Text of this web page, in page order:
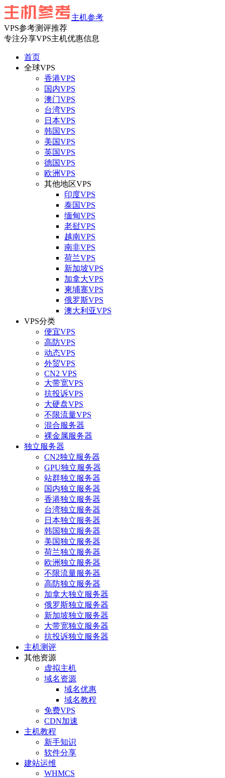
主机参考
VPS参考测评推荐
专注分享VPS主机优惠信息
首页
全球VPS
香港VPS
国内VPS
澳门VPS
台湾VPS
日本VPS
韩国VPS
美国VPS
英国VPS
德国VPS
欧洲VPS
其他地区VPS
印度VPS
泰国VPS
缅甸VPS
老挝VPS
越南VPS
南非VPS
荷兰VPS
新加坡VPS
加拿大VPS
柬埔寨VPS
俄罗斯VPS
澳大利亚VPS
VPS分类
便宜VPS
高防VPS
动态VPS
外贸VPS
CN2 VPS
大带宽VPS
抗投诉VPS
大硬盘VPS
不限流量VPS
混合服务器
裸金属服务器
独立服务器
CN2独立服务器
GPU独立服务器
站群独立服务器
国内独立服务器
香港独立服务器
台湾独立服务器
日本独立服务器
韩国独立服务器
美国独立服务器
荷兰独立服务器
欧洲独立服务器
不限流量服务器
高防独立服务器
加拿大独立服务器
俄罗斯独立服务器
新加坡独立服务器
大带宽独立服务器
抗投诉独立服务器
主机测评
其他资源
虚拟主机
域名资源
域名优惠
域名教程
免费VPS
CDN加速
主机教程
新手知识
软件分享
建站运维
WHMCS